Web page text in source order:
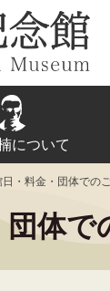
について
日・料金・団体での
体で